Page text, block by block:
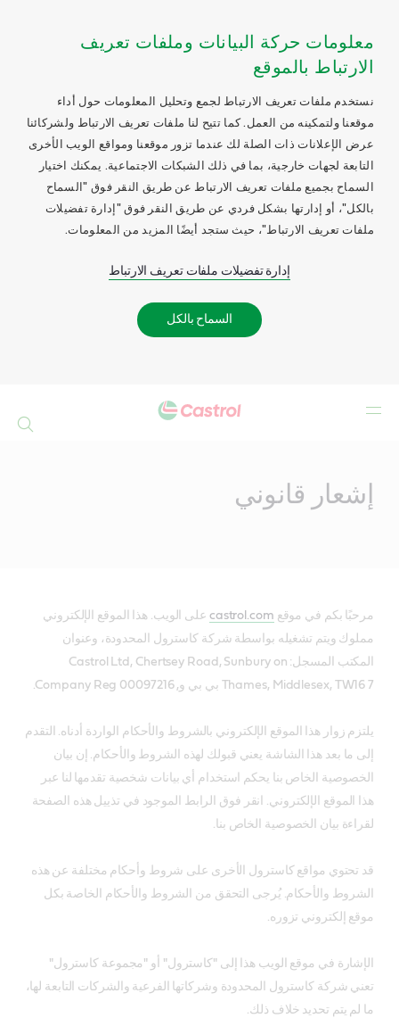
معلومات حركة البيانات وملفات تعريف
الارتباط بالموقع
نستخدم ملفات تعريف الارتباط لجمع وتحليل المعلومات حول أداء
موقعنا ولتمكينه من العمل. كما تتيح لنا ملفات تعريف الارتباط ولشركائنا
عرض الإعلانات ذات الصلة لك عندما تزور موقعنا ومواقع الويب الأخرى
التابعة لجهات خارجية، بما في ذلك الشبكات الاجتماعية. يمكنك اختيار
السماح بجميع ملفات تعريف الارتباط عن طريق النقر فوق "السماح
بالكل"، أو إدارتها بشكل فردي عن طريق النقر فوق "إدارة تفضيلات
ملفات تعريف الارتباط"، حيث ستجد أيضًا المزيد من المعلومات.
إدارة تفضيلات ملفات تعريف الارتباط
السماح بالكل
إشعار قانوني
مرحبًا بكم في موقع castrol.com على الويب. هذا الموقع الإلكتروني
مملوك ويتم تشغيله بواسطة شركة كاسترول المحدودة، وعنوان
المكتب المسجل: Castrol Ltd, Chertsey Road, Sunbury on
Thames, Middlesex, TW16 7 بي بي و, Company Reg 00097216.
يلتزم زوار هذا الموقع الإلكتروني بالشروط والأحكام الواردة أدناه. التقدم
إلى ما بعد هذا الشاشة يعني قبولك لهذه الشروط والأحكام. إن بيان
الخصوصية الخاص بنا يحكم استخدام أي بيانات شخصية تقدمها لنا عبر
هذا الموقع الإلكتروني. انقر فوق الرابط الموجود في تذييل هذه الصفحة
لقراءة بيان الخصوصية الخاص بنا.
قد تحتوي مواقع كاسترول الأخرى على شروط وأحكام مختلفة عن هذه
الشروط والأحكام. يُرجى التحقق من الشروط والأحكام الخاصة بكل
موقع إلكتروني تزوره.
الإشارة في موقع الويب هذا إلى "كاسترول" أو "مجموعة كاسترول"
تعني شركة كاسترول المحدودة وشركاتها الفرعية والشركات التابعة لها،
ما لم يتم تحديد خلاف ذلك.